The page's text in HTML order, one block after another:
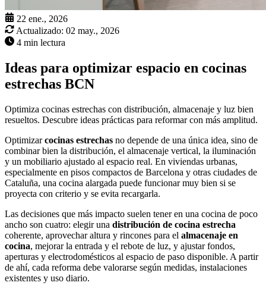
22 ene., 2026
Actualizado: 02 may., 2026
4 min lectura
Ideas para optimizar espacio en cocinas
estrechas BCN
Optimiza cocinas estrechas con distribución, almacenaje y luz bien
resueltos. Descubre ideas prácticas para reformar con más amplitud.
Optimizarcocinas estrechas no depende de una única idea, sino de
combinar bien la distribución, el almacenaje vertical, la iluminación
y un mobiliario ajustado al espacio real. En viviendas urbanas,
especialmente en pisos compactos de Barcelona y otras ciudades de
Cataluña, una cocina alargada puede funcionar muy bien si se
proyecta con criterio y se evita recargarla.
Las decisiones que más impacto suelen tener en una cocina de poco
ancho son cuatro: elegir una distribución de cocina estrecha
coherente, aprovechar altura y rincones para el almacenaje en
cocina, mejorar la entrada y el rebote de luz, y ajustar fondos,
aperturas y electrodomésticos al espacio de paso disponible. A partir
de ahí, cada reforma debe valorarse según medidas, instalaciones
existentes y uso diario.